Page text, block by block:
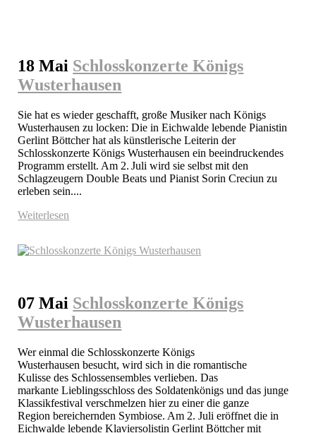
18 Mai Schlosskonzerte Königs
Wusterhausen
Sie hat es wieder geschafft, große Musiker nach Königs
Wusterhausen zu locken: Die in Eichwalde lebende Pianistin
Gerlint Böttcher hat als künstlerische Leiterin der
Schlosskonzerte Königs Wusterhausen ein beeindruckendes
Programm erstellt. Am 2. Juli wird sie selbst mit den
Schlagzeugern Double Beats und Pianist Sorin Creciun zu
erleben sein....
Weiterlesen
07 Mai Schlosskonzerte Königs
Wusterhausen
Wer einmal die Schlosskonzerte Königs
Wusterhausen besucht, wird sich in die romantische
Kulisse des Schlossensembles verlieben. Das
markante Lieblingsschloss des Soldatenkönigs und das junge
Klassikfestival verschmelzen hier zu einer die ganze
Region bereichernden Symbiose. Am 2. Juli eröffnet die in
Eichwalde lebende Klaviersolistin Gerlint Böttcher mit